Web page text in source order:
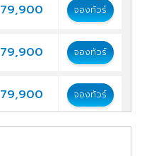
79,900 จองทัวร์
79,900 จองทัวร์
79,900 จองทัวร์